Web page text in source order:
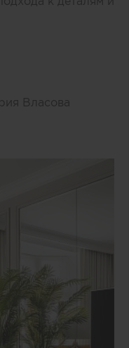
Власова